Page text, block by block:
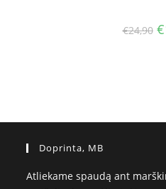
€24,90 €
Doprinta, MB
Atliekame spaudą ant